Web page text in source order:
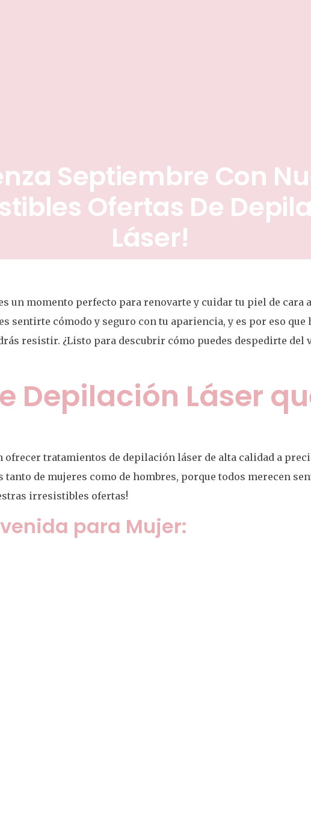
Septiembre Con
Ofertas De
Láser!
un momento perfecto para renovarte y cuidar tu piel de cara
sentirte cómodo y seguro con tu apariencia, y es por eso que
resistir. ¿Listo para descubrir cómo puedes despedirte del
Depilación Láser
ofrecer tratamientos de depilación láser de alta calidad a
tanto de mujeres como de hombres, porque todos merecen
irresistibles ofertas!
para Mujer: